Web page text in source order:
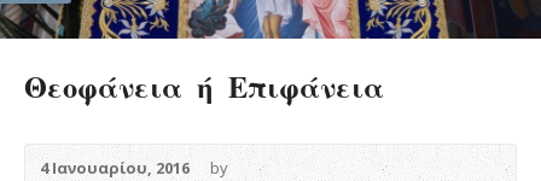
Θεοφάνεια ή Επιφάνεια
4 Ιανουαρίου, 2016 by